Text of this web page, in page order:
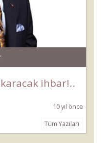
ihbar!..
10 yıl önce
Tüm Yazıları